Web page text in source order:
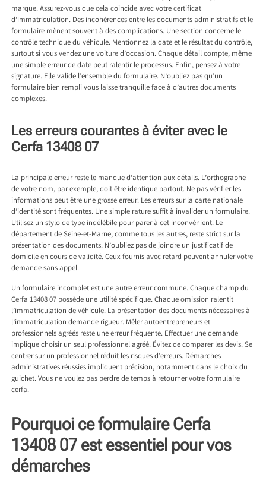
marque. Assurez-vous que cela coincide avec votre certificat
d’immatriculation. Des incohérences entre les documents administratifs et le
formulaire mènent souvent à des complications. Une section concerne le
contrôle technique du véhicule. Mentionnez la date et le résultat du contrôle,
surtout si vous vendez une voiture d’occasion. Chaque détail compte, même
une simple erreur de date peut ralentir le processus. Enfin, pensez à votre
signature. Elle valide l’ensemble du formulaire. N’oubliez pas qu’un
formulaire bien rempli vous laisse tranquille face à d’autres documents
complexes.
Les erreurs courantes à éviter avec le
Cerfa 13408 07
La principale erreur reste le manque d’attention aux détails. L’orthographe
de votre nom, par exemple, doit être identique partout. Ne pas vérifier les
informations peut être une grosse erreur. Les erreurs sur la carte nationale
d’identité sont fréquentes. Une simple rature suffit à invalider un formulaire.
Utilisez un stylo de type indélébile pour parer à cet inconvénient. Le
département de Seine-et-Marne, comme tous les autres, reste strict sur la
présentation des documents. N’oubliez pas de joindre un justificatif de
domicile en cours de validité. Ceux fournis avec retard peuvent annuler votre
demande sans appel.
Un formulaire incomplet est une autre erreur commune. Chaque champ du
Cerfa 13408 07 possède une utilité spécifique. Chaque omission ralentit
l’immatriculation de véhicule. La présentation des documents nécessaires à
l’immatriculation demande rigueur. Mêler autoentrepreneurs et
professionnels agréés reste une erreur fréquente. Effectuer une demande
implique choisir un seul professionnel agréé. Évitez de comparer les devis. Se
centrer sur un professionnel réduit les risques d’erreurs. Démarches
administratives réussies impliquent précision, notamment dans le choix du
guichet. Vous ne voulez pas perdre de temps à retourner votre formulaire
cerfa.
Pourquoi ce formulaire Cerfa
13408 07 est essentiel pour vos
démarches